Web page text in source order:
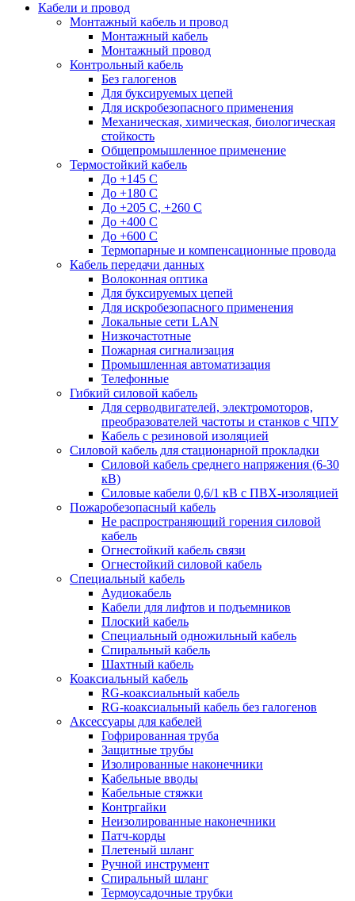
Кабели и провод
Монтажный кабель и провод
Монтажный кабель
Монтажный провод
Контрольный кабель
Без галогенов
Для буксируемых цепей
Для искробезопасного применения
Механическая, химическая, биологическая
стойкость
Общепромышленное применение
Термостойкий кабель
До +145 С
До +180 C
До +205 С, +260 С
До +400 C
До +600 С
Термопарные и компенсационные провода
Кабель передачи данных
Волоконная оптика
Для буксируемых цепей
Для искробезопасного применения
Локальные сети LAN
Низкочастотные
Пожарная сигнализация
Промышленная автоматизация
Телефонные
Гибкий силовой кабель
Для серводвигателей, электромоторов,
преобразователей частоты и станков с ЧПУ
Кабель с резиновой изоляцией
Силовой кабель для стационарной прокладки
Силовой кабель среднего напряжения (6-30
кВ)
Силовые кабели 0,6/1 кВ с ПВХ-изоляцией
Пожаробезопасный кабель
Не распространяющий горения силовой
кабель
Огнестойкий кабель связи
Огнестойкий силовой кабель
Специальный кабель
Аудиокабель
Кабели для лифтов и подъемников
Плоский кабель
Специальный одножильный кабель
Спиральный кабель
Шахтный кабель
Коаксиальный кабель
RG-коаксиальный кабель
RG-коаксиальный кабель без галогенов
Аксессуары для кабелей
Гофрированная труба
Защитные трубы
Изолированные наконечники
Кабельные вводы
Кабельные стяжки
Контргайки
Неизолированные наконечники
Патч-корды
Плетеный шланг
Ручной инструмент
Спиральный шланг
Термоусадочные трубки